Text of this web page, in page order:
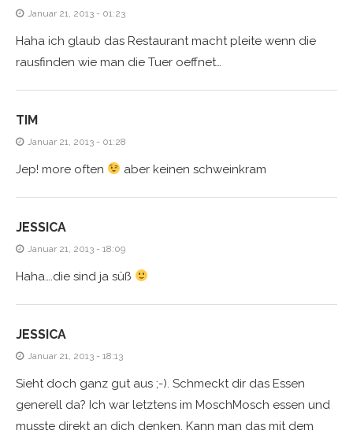
Januar 21, 2013 - 01:23
Haha ich glaub das Restaurant macht pleite wenn die
rausfinden wie man die Tuer oeffnet…
TIM
Januar 21, 2013 - 01:28
Jep! more often aber keinen schweinkram
JESSICA
Januar 21, 2013 - 18:09
Haha….die sind ja süß
JESSICA
Januar 21, 2013 - 18:13
Sieht doch ganz gut aus ;-). Schmeckt dir das Essen
generell da? Ich war letztens im MoschMosch essen und
musste direkt an dich denken. Kann man das mit dem